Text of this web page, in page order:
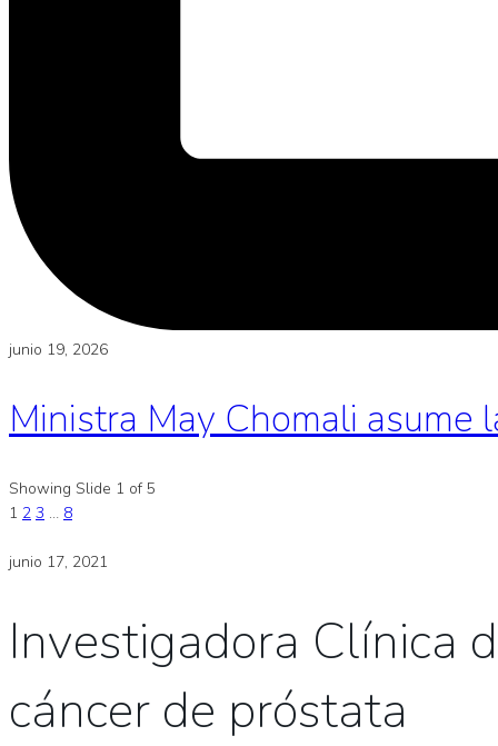
junio 19, 2026
Ministra May Chomali asume
Showing Slide 1 of 5
1 2 3 … 8
junio 17, 2021
Investigadora Clínica
cáncer de próstata